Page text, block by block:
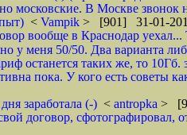
московские. В Москве звонок
< Vampik > [901] 31-01-
вообще в Краснодар
у меня 50/50. Два варианта
останется таких же, то
пока. У кого есть советы
заработала (-) < antropka >
договор,